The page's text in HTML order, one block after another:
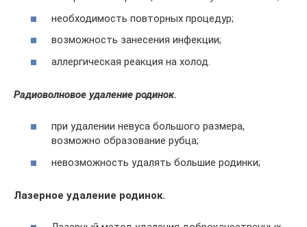
необходимость повторных процедур;
возможность занесения инфекции;
аллергическая реакция на холод.
Радиоволновое удаление родинок.
при удалении невуса большого размера,
возможно образование рубца;
невозможность удалять большие родинки;
Лазерное удаление родинок.